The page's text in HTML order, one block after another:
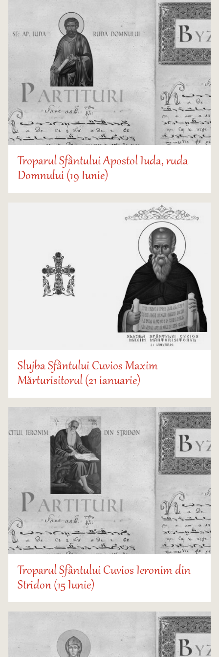
Troparul Sfântului Apostol Iuda, ruda
Domnului (19 Iunie)
Slujba Sfântului Cuvios Maxim
Mărturisitorul (21 ianuarie)
Troparul Sfântului Cuvios Ieronim din
Stridon (15 Iunie)